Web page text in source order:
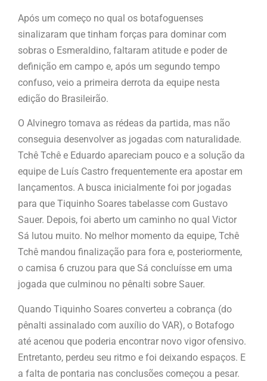
Após um começo no qual os botafoguenses
sinalizaram que tinham forças para dominar com
sobras o Esmeraldino, faltaram atitude e poder de
definição em campo e, após um segundo tempo
confuso, veio a primeira derrota da equipe nesta
edição do Brasileirão.
O Alvinegro tomava as rédeas da partida, mas não
conseguia desenvolver as jogadas com naturalidade.
Tchê Tchê e Eduardo apareciam pouco e a solução da
equipe de Luís Castro frequentemente era apostar em
lançamentos. A busca inicialmente foi por jogadas
para que Tiquinho Soares tabelasse com Gustavo
Sauer. Depois, foi aberto um caminho no qual Victor
Sá lutou muito. No melhor momento da equipe, Tchê
Tchê mandou finalização para fora e, posteriormente,
o camisa 6 cruzou para que Sá concluísse em uma
jogada que culminou no pênalti sobre Sauer.
Quando Tiquinho Soares converteu a cobrança (do
pênalti assinalado com auxílio do VAR), o Botafogo
até acenou que poderia encontrar novo vigor ofensivo.
Entretanto, perdeu seu ritmo e foi deixando espaços. E
a falta de pontaria nas conclusões começou a pesar.